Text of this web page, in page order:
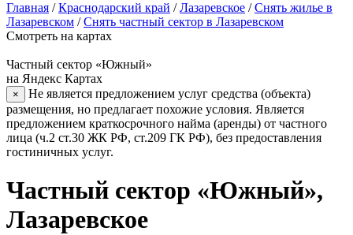
Главная /Краснодарский край /Лазаревское /Снять жилье в
Лазаревском /Снять частный сектор в Лазаревском
Смотреть на картах
Частный сектор «Южный»
на Яндекс Картах
×
Не является предложением услуг средства (объекта)
размещения, но предлагает похожие условия. Является
предложением краткосрочного найма (аренды) от частного
лица (ч.2 ст.30 ЖК РФ, ст.209 ГК РФ), без предоставления
гостиничных услуг.
Частный сектор «Южный»,
Лазаревское